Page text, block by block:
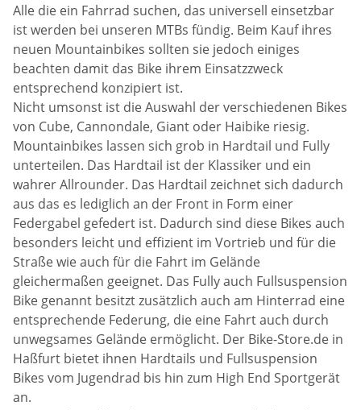
Alle die ein Fahrrad suchen, das universell einsetzbar
ist werden bei unseren MTBs fündig. Beim Kauf ihres
neuen Mountainbikes sollten sie jedoch einiges
beachten damit das Bike ihrem Einsatzzweck
entsprechend konzipiert ist.
Nicht umsonst ist die Auswahl der verschiedenen Bikes
von Cube, Cannondale, Giant oder Haibike riesig.
Mountainbikes lassen sich grob in Hardtail und Fully
unterteilen. Das Hardtail ist der Klassiker und ein
wahrer Allrounder. Das Hardtail zeichnet sich dadurch
aus das es lediglich an der Front in Form einer
Federgabel gefedert ist. Dadurch sind diese Bikes auch
besonders leicht und effizient im Vortrieb und für die
Straße wie auch für die Fahrt im Gelände
gleichermaßen geeignet. Das Fully auch Fullsuspension
Bike genannt besitzt zusätzlich auch am Hinterrad eine
entsprechende Federung, die eine Fahrt auch durch
unwegsames Gelände ermöglicht. Der Bike-Store.de in
Haßfurt bietet ihnen Hardtails und Fullsuspension
Bikes vom Jugendrad bis hin zum High End Sportgerät
an.